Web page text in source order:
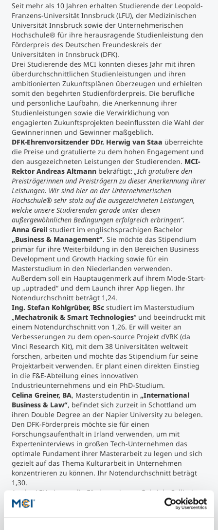
Seit mehr als 10 Jahren erhalten Studierende der Leopold-
Franzens-Universität Innsbruck (LFU), der Medizinischen
Universität Innsbruck sowie der Unternehmerischen
Hochschule® für ihre herausragende Studienleistung den
Förderpreis des Deutschen Freundeskreis der
Universitäten in Innsbruck (DFK).
Drei Studierende des MCI konnten dieses Jahr mit ihren
überdurchschnittlichen Studienleistungen und ihren
ambitionierten Zukunftsplänen überzeugen und erhielten
somit den begehrten Studienförderpreis. Die berufliche
und persönliche Laufbahn, die Anerkennung ihrer
Studienleistungen sowie die Verwirklichung von
engagierten Zukunftsprojekten beeinflussten die Wahl der
Gewinnerinnen und Gewinner maßgeblich.
DFK-Ehrenvorsitzender DDr. Herwig van Staa überreichte
die Preise und gratulierte zu dem hohen Engagement und
den ausgezeichneten Leistungen der Studierenden. MCI-
Rektor Andreas Altmann bekräftigt: „Ich gratuliere den
Preisträgerinnen und Preisträgern zu dieser Anerkennung ihrer
Leistungen. Wir sind hier an der Unternehmerischen
Hochschule® sehr stolz auf die ausgezeichneten Leistungen,
welche unsere Studierenden gerade unter diesen
außergewöhnlichen Bedingungen erfolgreich erbringen“.
Anna Greil studiert im englischsprachigen Bachelor
„Business & Management“. Sie möchte das Stipendium
primär für ihre Weiterbildung in den Bereichen Business
Development und Growth Hacking sowie für ein
Masterstudium in den Niederlanden verwenden.
Außerdem soll ein Hauptaugenmerk auf ihrem Mode-Start-
up „uptraded“ und dem Launch ihrer App liegen. Ihr
Notendurchschnitt beträgt 1,24.
Ing. Stefan Kohlgrüber, BSc studiert im Masterstudium
„Mechatronik & Smart Technologies“ und beeindruckt mit
einem Notendurchschnitt von 1,26. Er will weiter an
Verbesserungen zu dem open-source Projekt dVRK (da
Vinci Research Kit), mit dem 38 Universitäten weltweit
forschen, arbeiten und möchte das Stipendium für seine
Projektarbeit verwenden. Er plant einen direkten Einstieg
in die F&E-Abteilung eines innovativen
Industrieunternehmens und ein PhD-Studium.
Celina Greiner, BA, Masterstudentin in „International
Business & Law“, befindet sich zurzeit in Schottland um
ihren Double Degree an der Napier University zu belegen.
Den DFK-Förderpreis möchte sie für einen
Forschungsaufenthalt in Irland verwenden, um mit
Experteninterviews in großen Tech-Unternehmen das
optimale Fundament ihrer Masterarbeit zu legen und sich
gezielt auf das Thema Kulturarbeit in Unternehmen
konzentrieren zu können. Ihr Notendurchschnitt beträgt
1,30.
An der LFU gingen die Förderpreise an Gabriele Calliari,
BSc, Thomas Moser, BSc und Johanna Stüger. An der